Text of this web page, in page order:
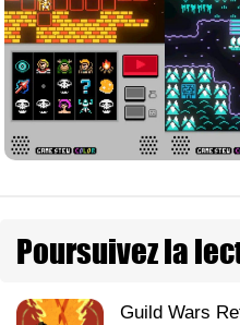
Poursuivez la
Guild Wars